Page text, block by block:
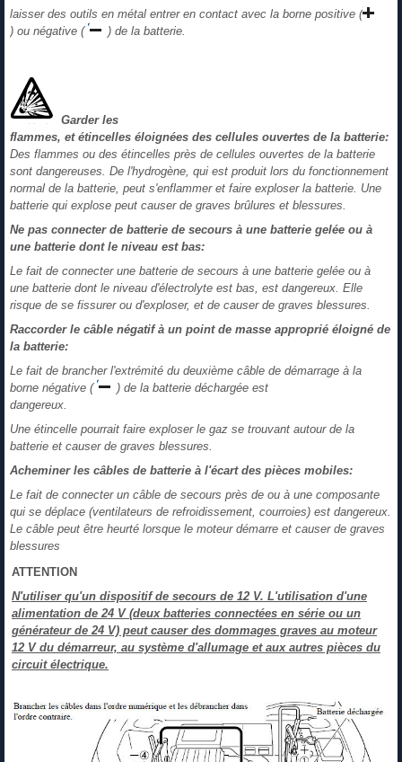
laisser des outils en métal entrer en contact avec la borne positive (
) ou négative (
) de la batterie.
Garder les
flammes, et étincelles éloignées des cellules ouvertes de la batterie:
Des flammes ou des étincelles près de cellules ouvertes de la batterie
sont dangereuses. De l'hydrogène, qui est produit lors du fonctionnement
normal de la batterie, peut s'enflammer et faire exploser la batterie. Une
batterie qui explose peut causer de graves brûlures et blessures.
Ne pas connecter de batterie de secours à une batterie gelée ou à
une batterie dont le niveau est bas:
Le fait de connecter une batterie de secours à une batterie gelée ou à
une batterie dont le niveau d'électrolyte est bas, est dangereux. Elle
risque de se fissurer ou d'exploser, et de causer de graves blessures.
Raccorder le câble négatif à un point de masse approprié éloigné de
la batterie:
Le fait de brancher l'extrémité du deuxième câble de démarrage à la
borne négative (
) de la batterie déchargée est
dangereux.
Une étincelle pourrait faire exploser le gaz se trouvant autour de la
batterie et causer de graves blessures.
Acheminer les câbles de batterie à l'écart des pièces mobiles:
Le fait de connecter un câble de secours près de ou à une composante
qui se déplace (ventilateurs de refroidissement, courroies) est dangereux.
Le câble peut être heurté lorsque le moteur démarre et causer de graves
blessures
ATTENTION
N'utiliser qu'un dispositif de secours de 12 V. L'utilisation d'une
alimentation de 24 V (deux batteries connectées en série ou un
générateur de 24 V) peut causer des dommages graves au moteur
12 V du démarreur, au système d'allumage et aux autres pièces du
circuit électrique.